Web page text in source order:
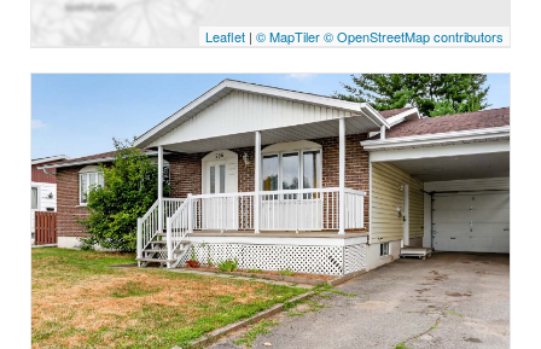
Leaflet | © MapTiler© OpenStreetMap contributors